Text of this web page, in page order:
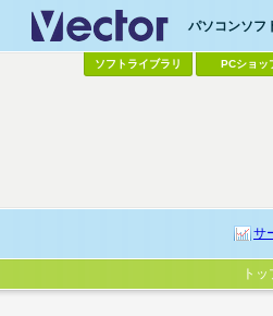
パソコンソフ
ソフトライブラリ PCショッ
サ
トッ